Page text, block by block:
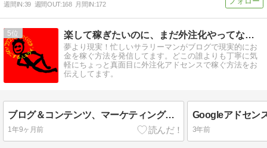
週間IN:39 週間OUT:168 月間IN:172
5 楽して稼ぎたいのに、まだ外注化やってないの？
夢より現実！忙しいサラリーマンがブログで現実的にお
金を稼ぐ方法を発信してます。どこの誰よりも丁寧に気
軽にちょっと真面目に外注化アドセンスで稼ぐ方法をお
伝えしてます。
ブログ＆コンテンツ、マーケティングプロジェクトに参加した本音
1年9ヶ月前
Googleアドセン
3年前